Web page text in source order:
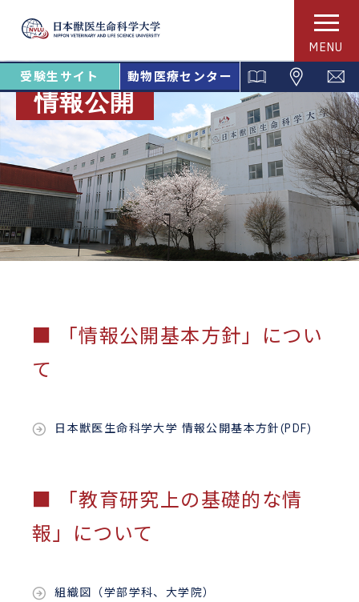
MENU
受験生サイト 動物医療センター
情報公開
■ 「情報公開基本方針」につい
て
日本獣医生命科学大学 情報公開基本方針(PDF)
■ 「教育研究上の基礎的な情
報」について
組織図（学部学科、大学院）